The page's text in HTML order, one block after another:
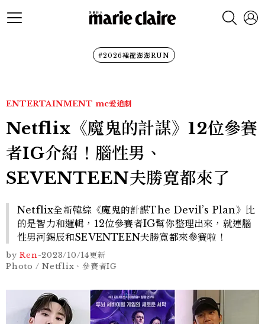
#2026裙襬澎澎RUN
ENTERTAINMENT mc愛追劇
Netflix《魔鬼的計謀》12位參賽
者IG介紹！腦性男、
SEVENTEEN夫勝寛都來了
Netflix全新韓綜《魔鬼的計謀The Devil’s Plan》比
的是智力和邏輯，12位參賽者IG幫你整理出來，就連腦
性男河錫辰和SEVENTEEN夫勝寛都來參賽啦！
by Ren-2023/10/14更新
Photo / Netflix、參賽者IG